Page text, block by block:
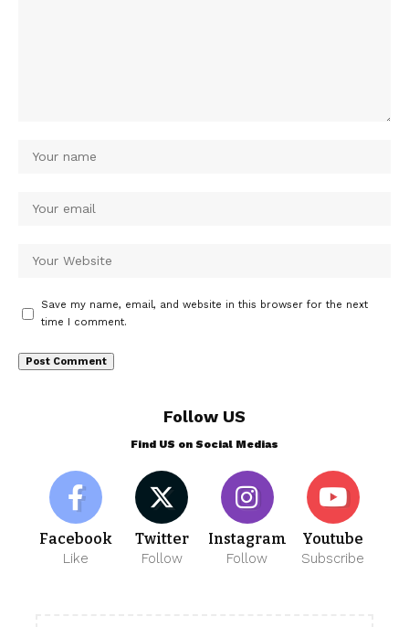
Save my name, email, and website in this browser for the next
time I comment.
Follow US
Find US on Social Medias
Facebook
Like
Twitter
Follow
Instagram
Follow
Youtube
Subscribe